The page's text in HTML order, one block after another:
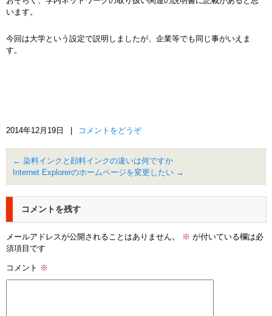
います。
今回は大学という設定で説明しましたが、企業等でも同じ事がいえま
す。
2014年12月19日 コメントをどうぞ
← 染料インクと顔料インクの違いは何ですか
Internet Explorerのホームページを変更したい →
コメントを残す
メールアドレスが公開されることはありません。 ※ が付いている欄は必
須項目です
コメント ※